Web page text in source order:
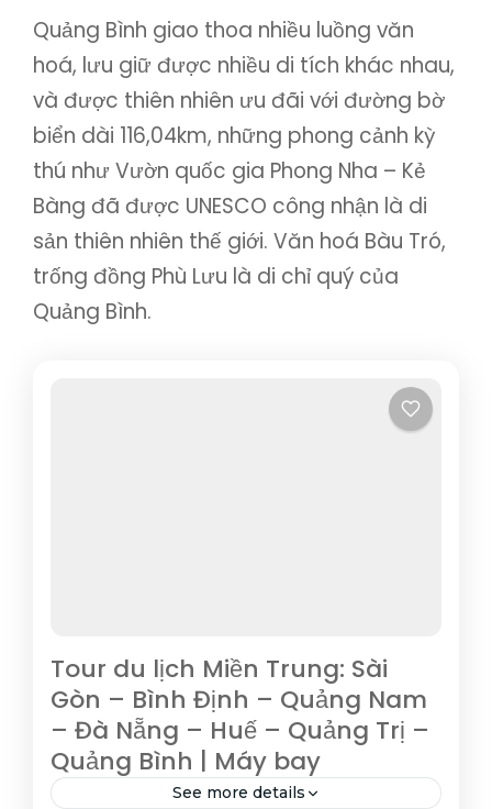
Quảng Bình giao thoa nhiều luồng văn
hoá, lưu giữ được nhiều di tích khác nhau,
và được thiên nhiên ưu đãi với đường bờ
biển dài 116,04km, những phong cảnh kỳ
thú như Vườn quốc gia Phong Nha – Kẻ
Bàng đã được UNESCO công nhận là di
sản thiên nhiên thế giới. Văn hoá Bàu Tró,
trống đồng Phù Lưu là di chỉ quý của
Quảng Bình.
Tour du lịch Miền Trung: Sài
Gòn – Bình Định – Quảng Nam
– Đà Nẵng – Huế – Quảng Trị –
Quảng Bình | Máy bay
See more details